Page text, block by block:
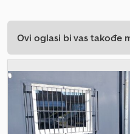
Ovi oglasi bi vas takođe